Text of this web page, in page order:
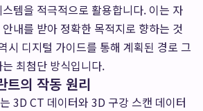
스템을 적극적으로 활용합니다. 이는 자
내를 받아 정확한 목적지로 향하는 것
시 디지털 가이드를 통해 계획된 경로 그
최첨단 방식입니다.
트의 작동 원리
3D CT 데이터와 3D 구강 스캔 데이터